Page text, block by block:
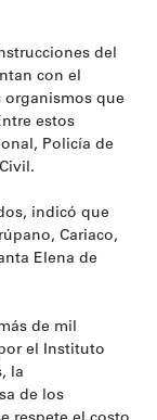
del
con el
que
estos
Policía de
indicó que
Cariaco,
Elena de
de mil
el Instituto
la
de los